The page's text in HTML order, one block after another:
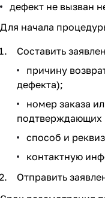
дефект не вызван
Для начала
Составить
причину
дефекта);
номер заказа
подтверждающих
способ и
контактную
Отправить